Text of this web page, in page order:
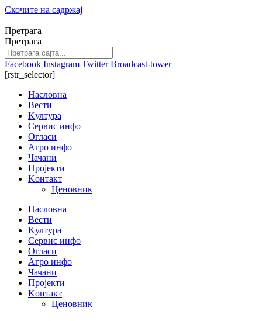
Скочите на садржај
Претрага
Претрага
Facebook Instagram Twitter Broadcast-tower
[rstr_selector]
Насловна
Вести
Kултура
Сервис инфо
Огласи
Агро инфо
Чачани
Пројекти
Kонтакт
Ценовник
Насловна
Вести
Kултура
Сервис инфо
Огласи
Агро инфо
Чачани
Пројекти
Kонтакт
Ценовник